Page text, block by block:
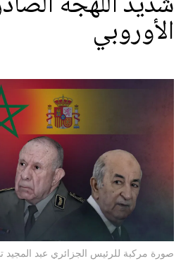
الأوروبي
صورة مركبة للرئيس الجزائري عبد المجيد